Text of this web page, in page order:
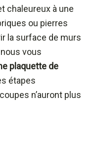
chaleureux à une
ou pierres
la surface de murs
vous
plaquette de
étapes
n’auront plus